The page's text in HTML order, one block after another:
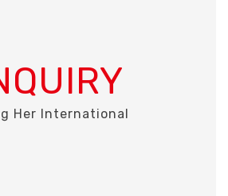
Her International